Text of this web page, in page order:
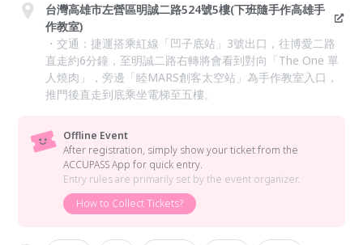
台灣高雄市左營區明誠二路524號5樓(下班隨手作高雄手
作教室)
・交通：捷運搭乘紅線「凹子底站」3號出口，往博愛二路
直走約6分鐘，至明誠二路右轉將會看到對向「The One 單
人燒肉」，旁邊「睦MARS創客太空站」為手作教室入口，
推門後直走到底乘坐電梯至五樓。
Offline Event
After registration, simply show your ticket from the
ACCUPASS App for quick entry.
Entry rules are primarily set by the event organizer.
How to Collect Tickets?